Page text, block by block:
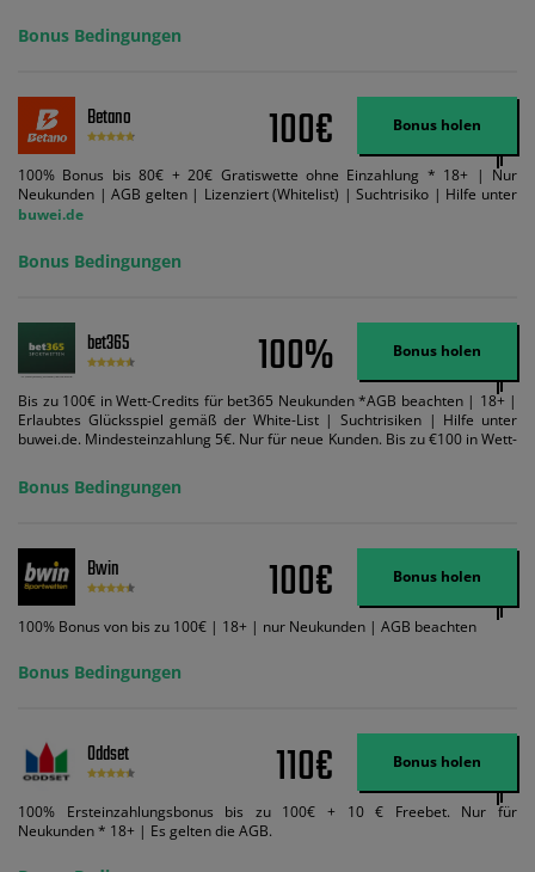
Bedingungen können geändert werden. AGB gelten. Lizenziert; Hilfe bei
Suchtrisiken: buwei.de.
Bonus Bedingungen
Betano 100€ Bonus holen
100% Bonus bis 80€ + 20€ Gratiswette ohne Einzahlung * 18+ | Nur
Neukunden | AGB gelten | Lizenziert (Whitelist) | Suchtrisiko | Hilfe unter
buwei.de
Bonus Bedingungen
bet365 100% Bonus holen
Bis zu 100€ in Wett-Credits für bet365 Neukunden *AGB beachten | 18+ |
Erlaubtes Glücksspiel gemäß der White-List | Suchtrisiken | Hilfe unter
buwei.de. Mindesteinzahlung 5€. Nur für neue Kunden. Bis zu €100 in Wett-
ein und wir geben Ihnen die entsprechende qualifizierende Einzahlung in
Wett-Credits, wenn Sie qualifizierende Wetten im gleichen Wert platzieren
Wett-Credits aus. Es gelten die AGB, Zeitlimits und Ausnahmen. Der Bonus-
Code VIPANGEBOT kann während der Anmeldung benutzt werden, jedoch
ändert dies den Angebotsbetrag in keinster Weise.
Bonus Bedingungen
Bwin 100€ Bonus holen
100% Bonus von bis zu 100€ | 18+ | nur Neukunden | AGB beachten
Bonus Bedingungen
Oddset 110€ Bonus holen
100% Ersteinzahlungsbonus bis zu 100€ + 10 € Freebet. Nur für
Neukunden * 18+ | Es gelten die AGB.